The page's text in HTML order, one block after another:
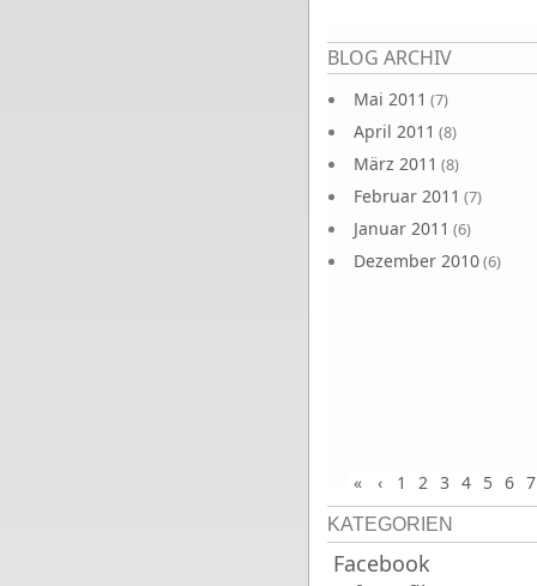
BLOG ARCHIV
Mai 2011 (7)
April 2011 (8)
März 2011 (8)
Februar 2011 (7)
Januar 2011 (6)
Dezember 2010(6)
Seiten
« ‹ 1 2 3 4 5 6 7
KATEGORIEN
Facebook